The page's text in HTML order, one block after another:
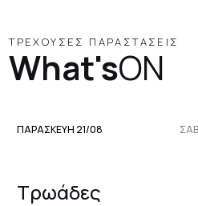
ΤΡΕΧΟΥΣΕΣ ΠΑΡΑΣΤΑΣΕΙΣ
What'sON
ΠΑΡΑΣΚΕΥΉ 21/08
Τρωάδες